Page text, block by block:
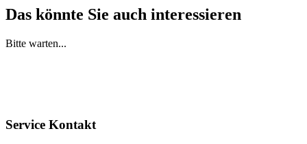
Das könnte Sie auch interessieren
Bitte warten...
Service Kontakt